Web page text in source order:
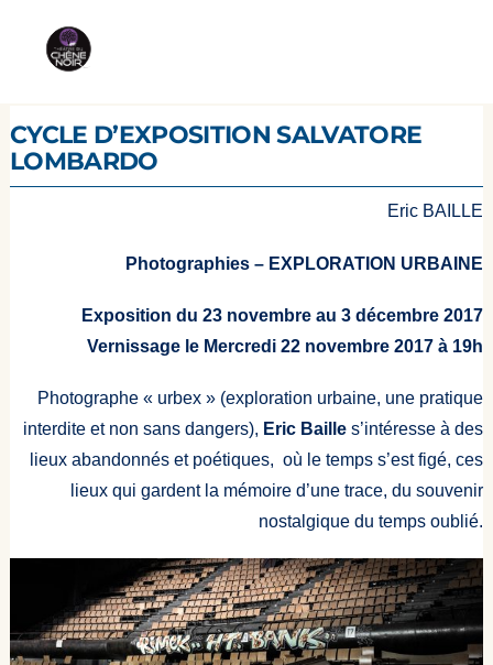
CYCLE D’EXPOSITION SALVATORE
LOMBARDO
Eric BAILLE
Photographies – EXPLORATION URBAINE
Exposition du 23 novembre au 3 décembre 2017
Vernissage le Mercredi 22 novembre 2017 à 19h
Photographe « urbex » (exploration urbaine, une pratique
interdite et non sans dangers), Eric Bailles’intéresse à des
lieux abandonnés et poétiques, où le temps s’est figé, ces
lieux qui gardent la mémoire d’une trace, du souvenir
nostalgique du temps oublié.